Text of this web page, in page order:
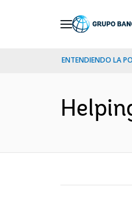
ENTENDIENDO LA